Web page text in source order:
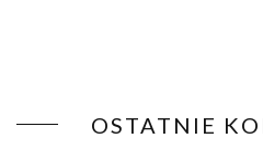
OSTATNIE